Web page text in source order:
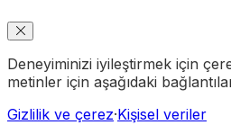
Deneyiminizi iyileştirmek için
metinler için aşağıdaki
Gizlilik ve çerez·Kişisel veriler